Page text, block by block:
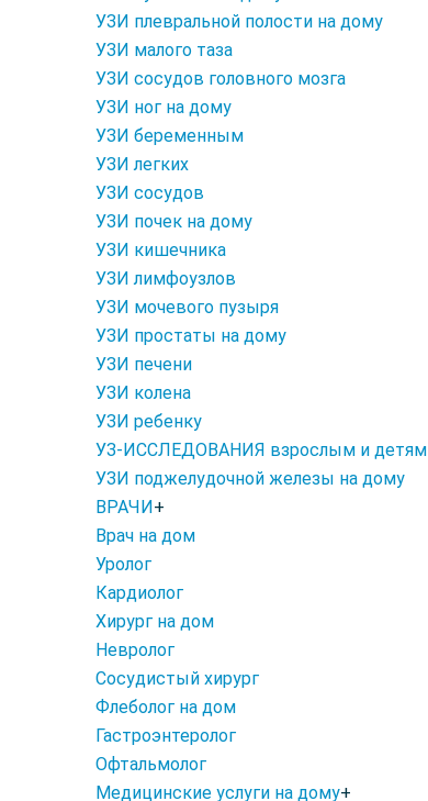
УЗИ плевральной полости на дому
УЗИ малого таза
УЗИ сосудов головного мозга
УЗИ ног на дому
УЗИ беременным
УЗИ легких
УЗИ сосудов
УЗИ почек на дому
УЗИ кишечника
УЗИ лимфоузлов
УЗИ мочевого пузыря
УЗИ простаты на дому
УЗИ печени
УЗИ колена
УЗИ ребенку
УЗ-ИССЛЕДОВАНИЯ взрослым и детям
УЗИ поджелудочной железы на дому
ВРАЧИ+
Врач на дом
Уролог
Кардиолог
Хирург на дом
Невролог
Сосудистый хирург
Флеболог на дом
Гастроэнтеролог
Офтальмолог
Медицинские услуги на дому+